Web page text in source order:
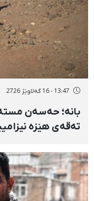
13:47 - 16 گەلاوێژ 2726
بانه؛ حەسەن
تەقەی هێزە